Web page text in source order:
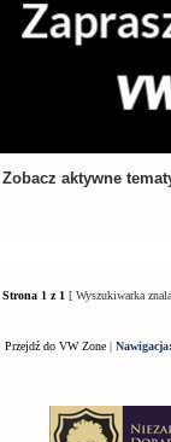
Zobacz aktywne
Strona 1 z 1 [ Wyszukiwarka
Przejdź do VW Zone | Nawigacja: